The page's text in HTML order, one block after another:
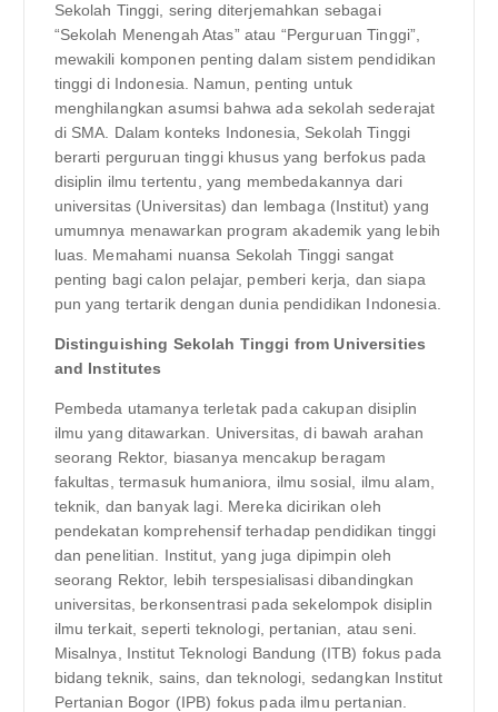
Sekolah Tinggi, sering diterjemahkan sebagai
“Sekolah Menengah Atas” atau “Perguruan Tinggi”,
mewakili komponen penting dalam sistem pendidikan
tinggi di Indonesia. Namun, penting untuk
menghilangkan asumsi bahwa ada sekolah sederajat
di SMA. Dalam konteks Indonesia, Sekolah Tinggi
berarti perguruan tinggi khusus yang berfokus pada
disiplin ilmu tertentu, yang membedakannya dari
universitas (Universitas) dan lembaga (Institut) yang
umumnya menawarkan program akademik yang lebih
luas. Memahami nuansa Sekolah Tinggi sangat
penting bagi calon pelajar, pemberi kerja, dan siapa
pun yang tertarik dengan dunia pendidikan Indonesia.
Distinguishing Sekolah Tinggi from Universities
and Institutes
Pembeda utamanya terletak pada cakupan disiplin
ilmu yang ditawarkan. Universitas, di bawah arahan
seorang Rektor, biasanya mencakup beragam
fakultas, termasuk humaniora, ilmu sosial, ilmu alam,
teknik, dan banyak lagi. Mereka dicirikan oleh
pendekatan komprehensif terhadap pendidikan tinggi
dan penelitian. Institut, yang juga dipimpin oleh
seorang Rektor, lebih terspesialisasi dibandingkan
universitas, berkonsentrasi pada sekelompok disiplin
ilmu terkait, seperti teknologi, pertanian, atau seni.
Misalnya, Institut Teknologi Bandung (ITB) fokus pada
bidang teknik, sains, dan teknologi, sedangkan Institut
Pertanian Bogor (IPB) fokus pada ilmu pertanian.